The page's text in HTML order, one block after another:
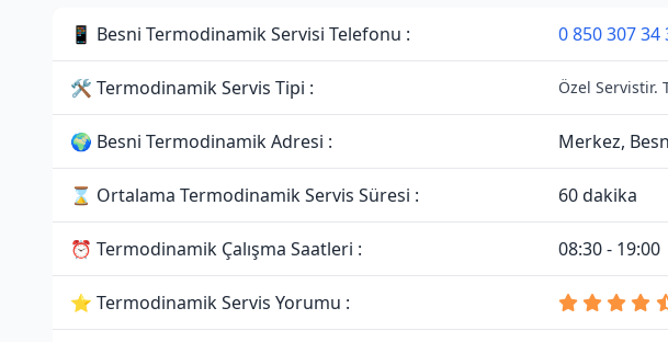
📱 Besni Termodinamik Servisi Telefonu : 0 850 307 34
🛠 Termodinamik Servis Tipi : Özel Servistir.
🌍 Besni Termodinamik Adresi : Merkez,
⌛ Ortalama Termodinamik Servis Süresi : 60 dakika
⏰ Termodinamik Çalışma Saatleri : 08:30 - 19:00
⭐ Termodinamik Servis Yorumu :